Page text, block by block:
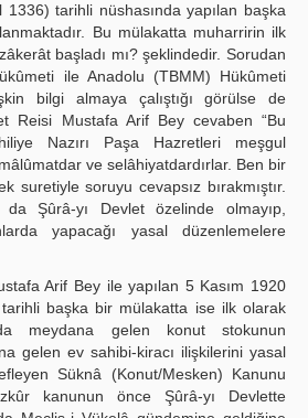
tarihli nüshasında yapılan başka
Bu mülakatta muharririn ilk
başladı mı? şeklindedir. Sorudan
ile Anadolu (TBMM) Hükûmeti
bilgi almaya çalıştığı görülse de
Reisi Mustafa Arif Bey cevaben “Bu
Nazırı Paşa Hazretleri meşgul
ve selâhiyatdardırlar. Ben bir
suretiyle soruyu cevapsız bırakmıştır.
Şûrâ-yı Devlet özelinde olmayıp,
yapacağı yasal düzenlemelere
Arif Bey ile yapılan 5 Kasım 1920
başka bir mülakatta ise ilk olarak
meydana gelen konut stokunun
gelen ev sahibi-kiracı ilişkilerini yasal
Süknâ (Konut/Mesken) Kanunu
kanunun önce Şûrâ-yı Devlette